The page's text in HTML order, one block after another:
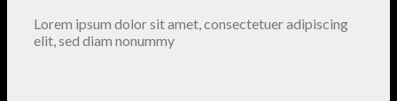
Lorem ipsum dolor sit amet, consectetuer adipiscing
elit, sed diam nonummy